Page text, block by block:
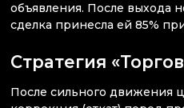
объявления. После выхода
сделка принесла ей 85%
Стратегия
После сильного движения